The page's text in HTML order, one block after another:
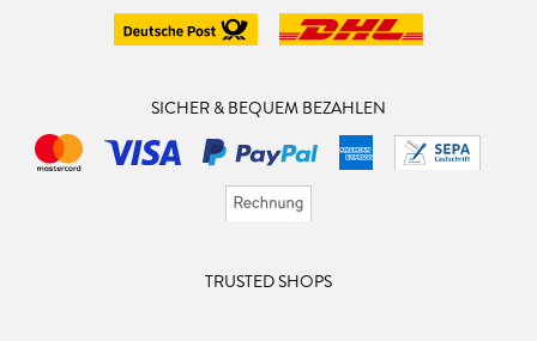
SICHER & BEQUEM BEZAHLEN
TRUSTED SHOPS